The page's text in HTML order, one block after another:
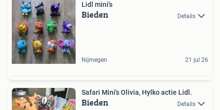
Lidl mini's
Bieden Details
Nijmegen 21 jul 26
Safari Mini's Olivia, Hylko actie Lidl.
Bieden Details